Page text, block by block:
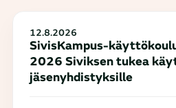
12.8.2026
SivisKampus-
2026 Siviksen tukea
jäsenyhdistyksille